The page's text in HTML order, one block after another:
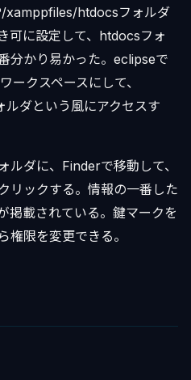
htdocsフォルダ
可に設定して、htdocsフォ
分かり易かった。eclipseで
ークスペースにして、
ダという風にアクセスす
ルダに、Finderで移動して、
リックする。情報の一番した
掲載されている。鍵マークを
権限を変更できる。